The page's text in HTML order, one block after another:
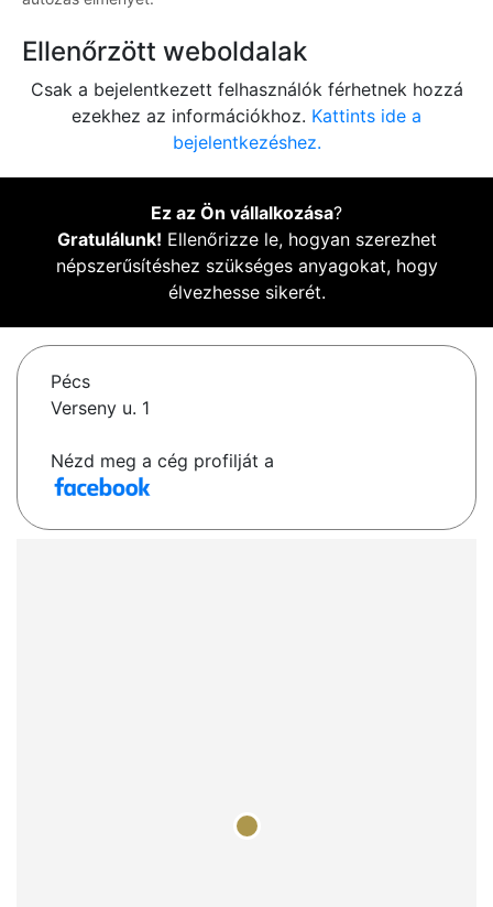
Ellenőrzött weboldalak
Csak a bejelentkezett felhasználók férhetnek hozzá
ezekhez az információkhoz. Kattints ide a
bejelentkezéshez.
Ez az Ön vállalkozása?
Gratulálunk! Ellenőrizze le, hogyan szerezhet
népszerűsítéshez szükséges anyagokat, hogy
élvezhesse sikerét.
Pécs
Verseny u. 1
Nézd meg a cég profilját a